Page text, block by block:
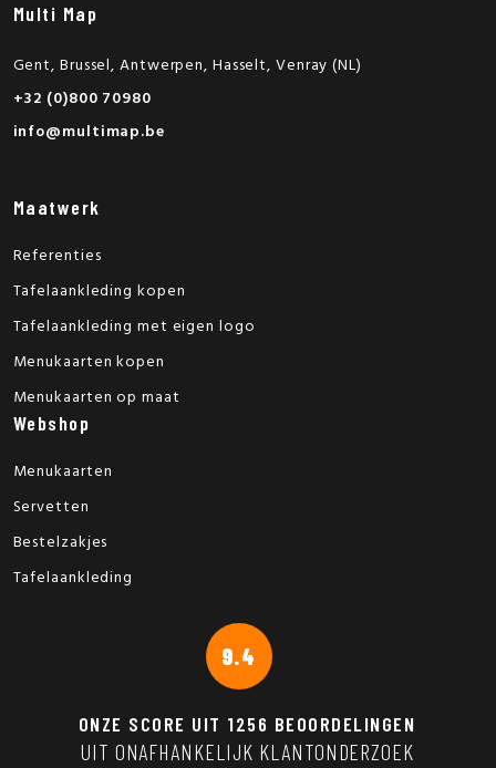
Multi Map
Gent, Brussel, Antwerpen, Hasselt, Venray (NL)
+32 (0)800 70980
info@multimap.be
Maatwerk
Referenties
Tafelaankleding kopen
Tafelaankleding met eigen logo
Menukaarten kopen
Menukaarten op maat
Webshop
Menukaarten
Servetten
Bestelzakjes
Tafelaankleding
9.4
ONZE SCORE UIT 1256 BEOORDELINGEN
UIT ONAFHANKELIJK KLANTONDERZOEK